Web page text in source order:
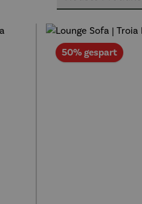
50% gespartRabatt